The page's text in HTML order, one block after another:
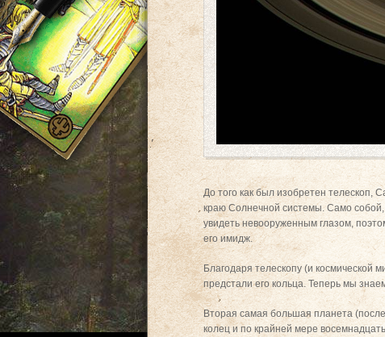
До того как был изобретен
краю Солнечной системы. Само собой,
увидеть невооруженным глазом,
его имидж.
Благодаря телескопу (и космической
предстали его кольца. Теперь мы
Вторая самая большая планета
колец и по крайней мере